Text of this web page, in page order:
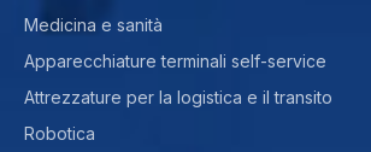
Medicina e sanità
Apparecchiature terminali self-service
Attrezzature per la logistica e il transito
Robotica